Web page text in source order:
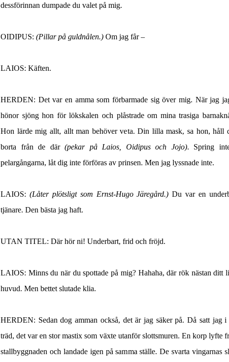
dessförinnan dumpade du valet på mig.
OIDIPUS: (Pillar på guldnålen.) Om jag får –
LAIOS: Käften.
HERDEN: Det var en amma som förbarmade sig över mig. När jag
hönor sjöng hon för lökskalen och plåstrade om mina trasiga
Hon lärde mig allt, allt man behöver veta. Din lilla mask, sa hon, håll
borta från de där (pekar på Laios, Oidipus och Jojo). Spring
pelargångarna, låt dig inte förföras av prinsen. Men jag lyssnade inte.
LAIOS: (Låter plötsligt som Ernst-Hugo Järegård.) Du var en
tjänare. Den bästa jag haft.
UTAN TITEL: Där hör ni! Underbart, frid och fröjd.
LAIOS: Minns du när du spottade på mig? Hahaha, där rök nästan ditt
huvud. Men bettet slutade klia.
HERDEN: Sedan dog amman också, det är jag säker på. Då satt jag i
träd, det var en stor mastix som växte utanför slottsmuren. En korp lyfte
stallbyggnaden och landade igen på samma ställe. De svarta vingarnas